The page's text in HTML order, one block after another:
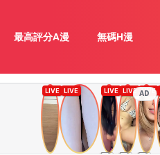
最高評分A漫 無碼H漫
AD